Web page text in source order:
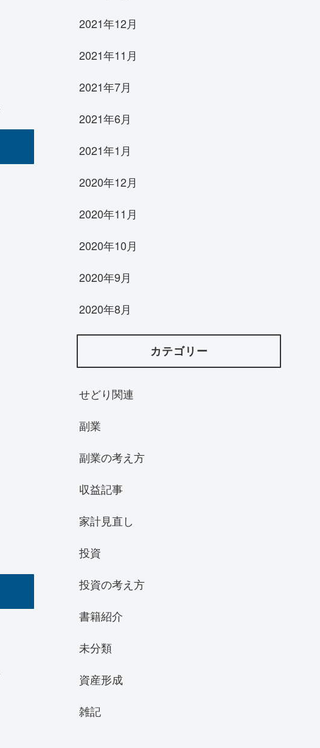
2021年12月
2021年11月
2021年7月
2021年6月
2021年1月
2020年12月
2020年11月
2020年10月
2020年9月
2020年8月
カテゴリー
せどり関連
副業
副業の考え方
収益記事
家計見直し
投資
投資の考え方
書籍紹介
未分類
資産形成
雑記